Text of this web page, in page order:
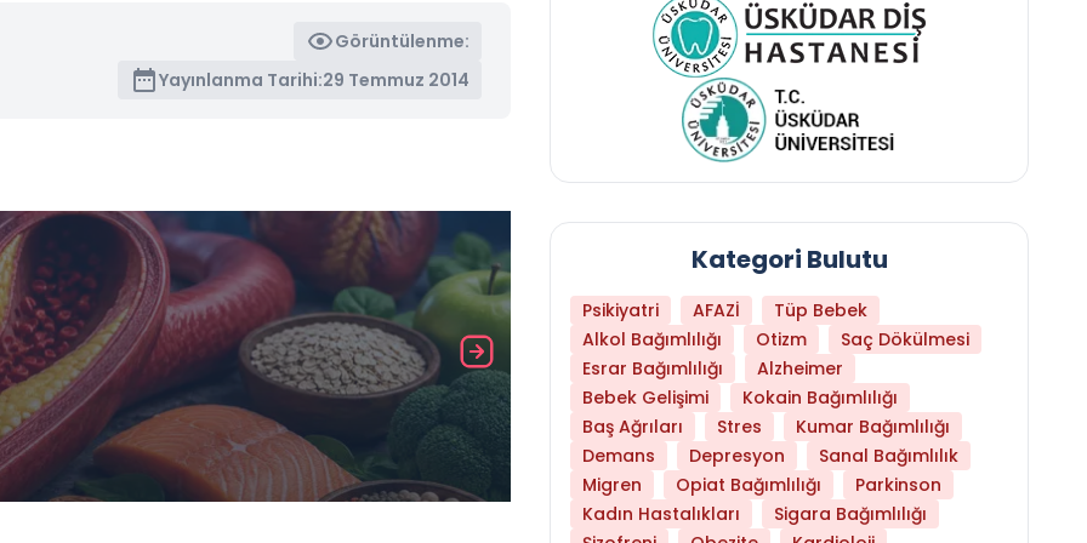
Görüntülenme:
Yayınlanma Tarihi:29 Temmuz 2014
Daha Az Protein Tüketmek Yaşlanmayı
Kategori Bulutu
Psikiyatri AFAZİ
Tüp Bebek
Alkol Bağımlılığı
Otizm
Saç Dökülmesi
Esrar Bağımlılığı
Alzheimer
Bebek Gelişimi
Kokain Bağımlılığı
Baş Ağrıları
Stres
Kumar Bağımlılığı
Demans
Depresyon
Sanal Bağımlılık
Migren
Opiat Bağımlılığı
Parkinson
Kadın Hastalıkları
Sigara Bağımlılığı